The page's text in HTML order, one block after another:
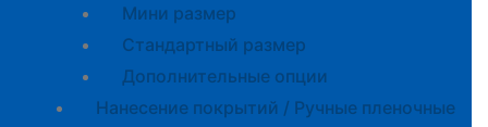
Мини размер
Стандартный размер
Дополнительные опции
Нанесение покрытий / Ручные пленочные